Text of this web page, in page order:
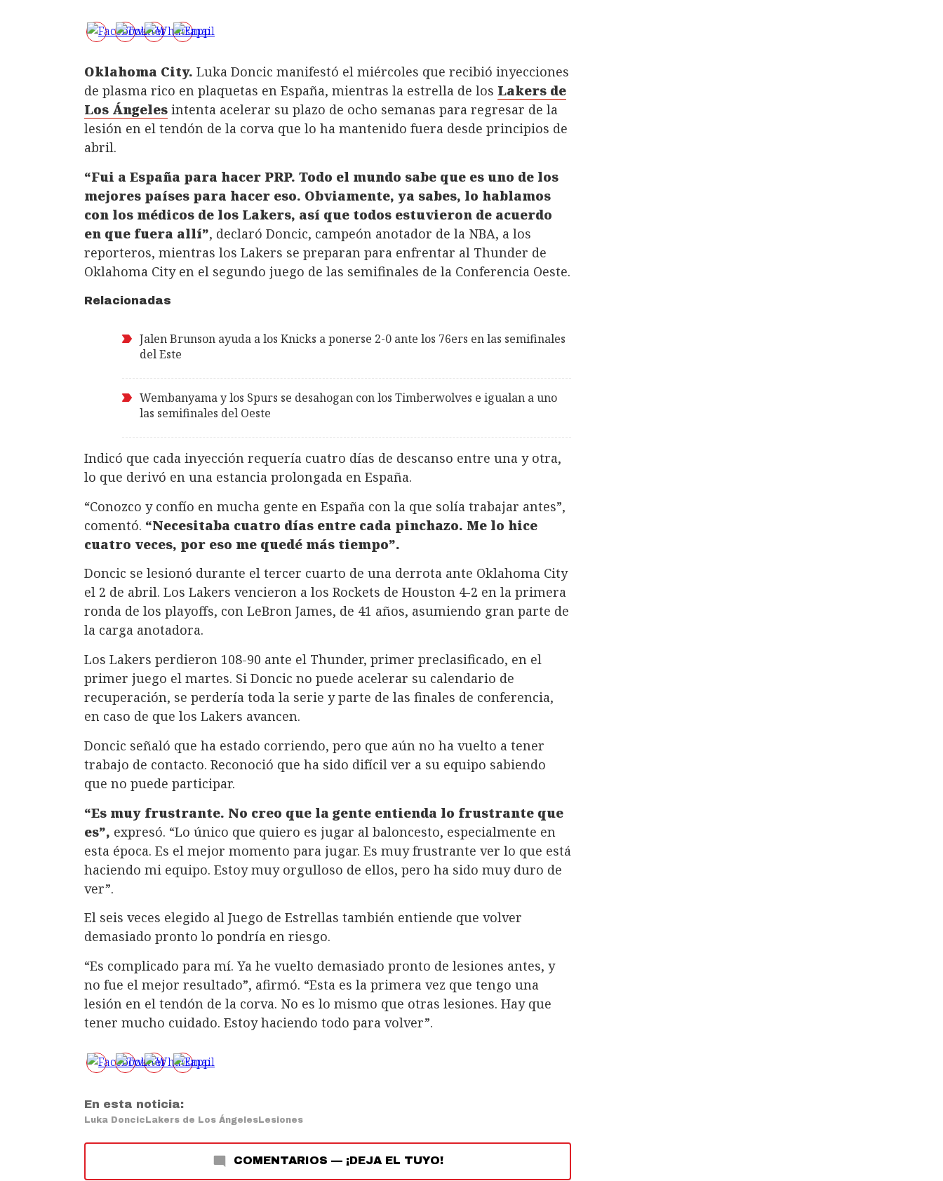
Oklahoma City. Luka Doncic manifestó el miércoles que recibió inyecciones
de plasma rico en plaquetas en España, mientras la estrella de los Lakers de
Los Ángeles intenta acelerar su plazo de ocho semanas para regresar de la
lesión en el tendón de la corva que lo ha mantenido fuera desde principios de
abril.
“Fui a España para hacer PRP. Todo el mundo sabe que es uno de los
mejores países para hacer eso. Obviamente, ya sabes, lo hablamos
con los médicos de los Lakers, así que todos estuvieron de acuerdo
en que fuera allí”, declaró Doncic, campeón anotador de la NBA, a los
reporteros, mientras los Lakers se preparan para enfrentar al Thunder de
Oklahoma City en el segundo juego de las semifinales de la Conferencia Oeste.
Relacionadas
Jalen Brunson ayuda a los Knicks a ponerse 2-0 ante los 76ers en las semifinales
del Este
Wembanyama y los Spurs se desahogan con los Timberwolves e igualan a uno
las semifinales del Oeste
Indicó que cada inyección requería cuatro días de descanso entre una y otra,
lo que derivó en una estancia prolongada en España.
“Conozco y confío en mucha gente en España con la que solía trabajar antes”,
comentó. “Necesitaba cuatro días entre cada pinchazo. Me lo hice
cuatro veces, por eso me quedé más tiempo”.
Doncic se lesionó durante el tercer cuarto de una derrota ante Oklahoma City
el 2 de abril. Los Lakers vencieron a los Rockets de Houston 4-2 en la primera
ronda de los playoffs, con LeBron James, de 41 años, asumiendo gran parte de
la carga anotadora.
Los Lakers perdieron 108-90 ante el Thunder, primer preclasificado, en el
primer juego el martes. Si Doncic no puede acelerar su calendario de
recuperación, se perdería toda la serie y parte de las finales de conferencia,
en caso de que los Lakers avancen.
Doncic señaló que ha estado corriendo, pero que aún no ha vuelto a tener
trabajo de contacto. Reconoció que ha sido difícil ver a su equipo sabiendo
que no puede participar.
“Es muy frustrante. No creo que la gente entienda lo frustrante que
es”, expresó. “Lo único que quiero es jugar al baloncesto, especialmente en
esta época. Es el mejor momento para jugar. Es muy frustrante ver lo que está
haciendo mi equipo. Estoy muy orgulloso de ellos, pero ha sido muy duro de
ver”.
El seis veces elegido al Juego de Estrellas también entiende que volver
demasiado pronto lo pondría en riesgo.
“Es complicado para mí. Ya he vuelto demasiado pronto de lesiones antes, y
no fue el mejor resultado”, afirmó. “Esta es la primera vez que tengo una
lesión en el tendón de la corva. No es lo mismo que otras lesiones. Hay que
tener mucho cuidado. Estoy haciendo todo para volver”.
En esta noticia:
Luka Doncic Lakers de Los Ángeles Lesiones
COMENTARIOS — ¡DEJA EL TUYO!